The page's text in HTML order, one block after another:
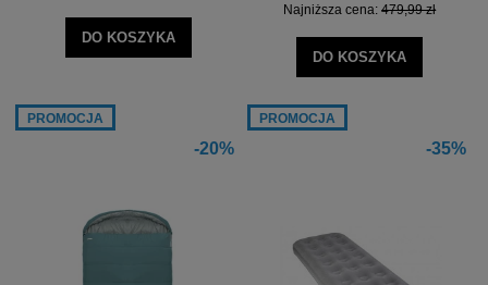
DO KOSZYKA
Najniższa cena:479,99 zł
DO KOSZYKA
-20%
PROMOCJA
-35%
PROMOCJA